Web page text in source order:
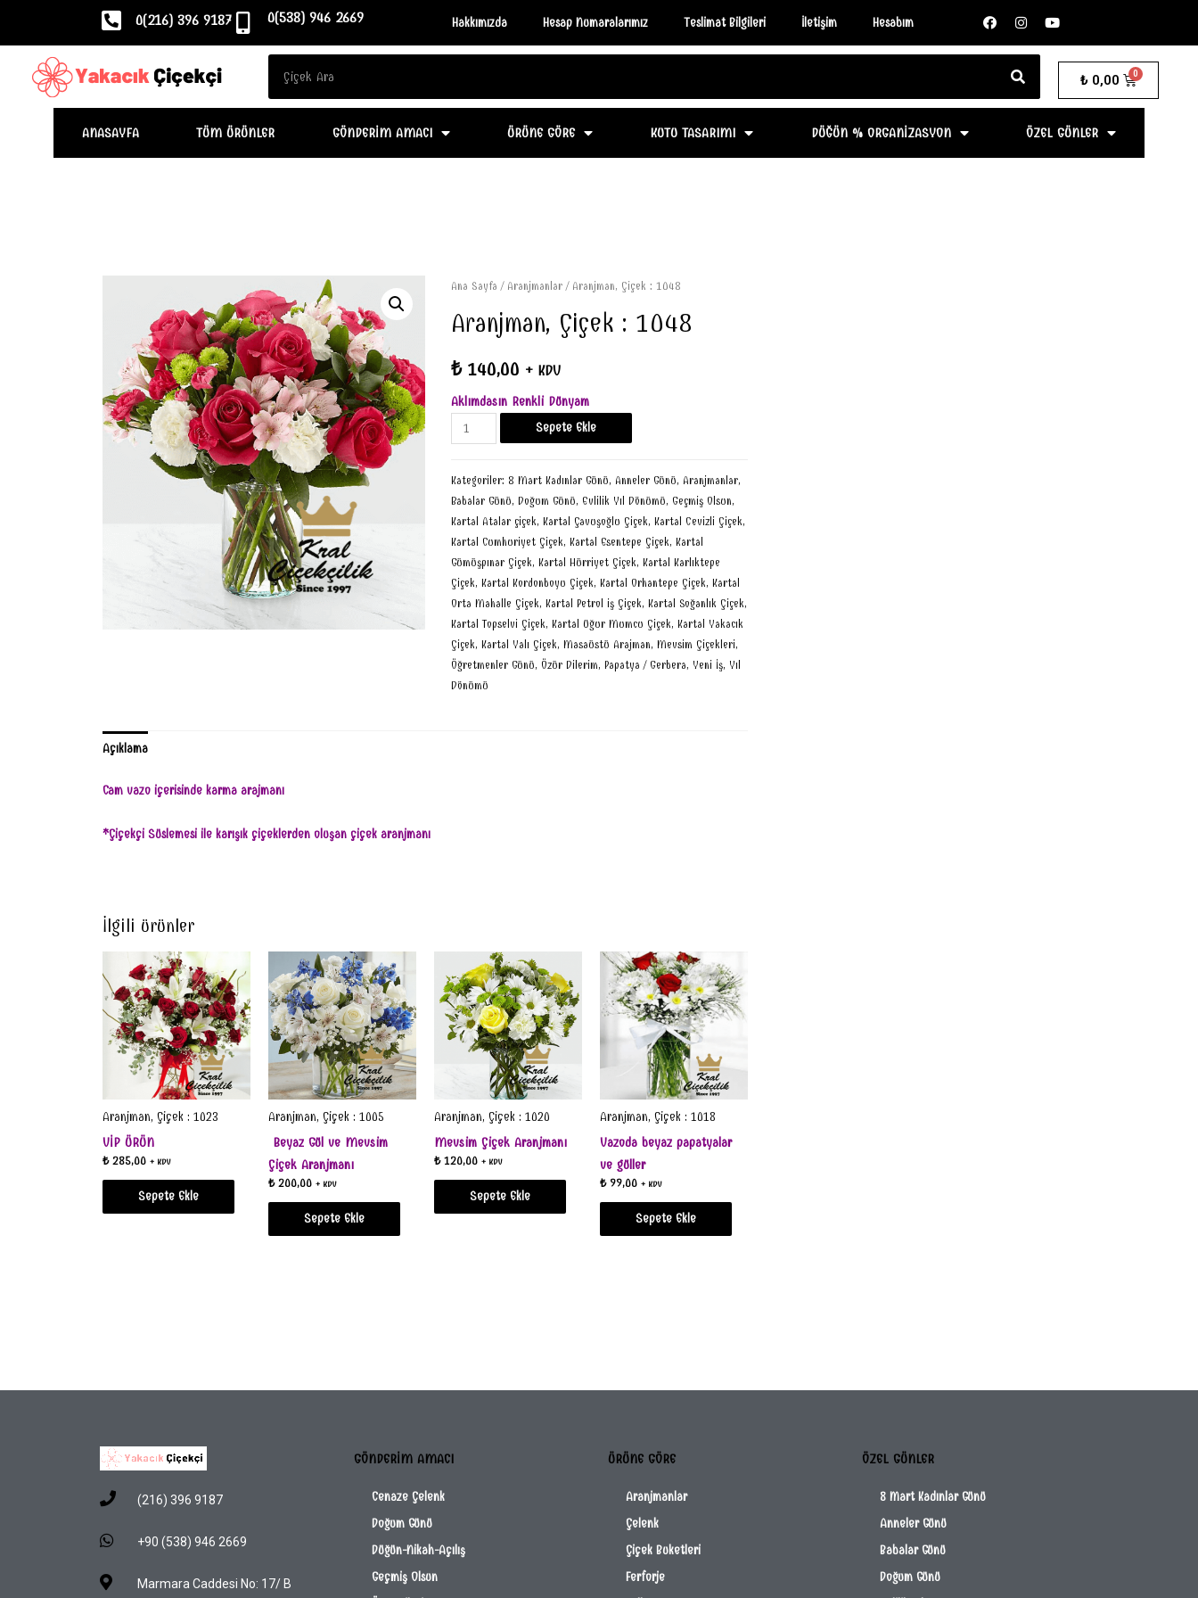
0(216) 396 9187 0(538) 946 2669 Hakkımızda Hesap Numaralarımız Teslimat Bilgileri İletişim Hesabım
₺0,00
ANASAYFA TÜM ÜRÜNLER GÖNDERIM AMACI ÜRÜNE GÖRE KUTU TASARIMI DÜĞÜN % ORGANIZASYON ÖZEL GÜNLER
Ana Sayfa / Aranjmanlar/ Aranjman, Çiçek : 1048
Aranjman, Çiçek : 1048
₺140,00 + KDV
Aklımdasın Renkli Dünyam
Sepete Ekle
Kategoriler: 8 Mart Kadınlar Günü, Anneler Günü, Aranjmanlar,
Babalar Günü, Doğum Günü, Evlilik Yıl Dönümü, Geçmiş Olsun,
Kartal Atalar çiçek, Kartal Çavuşoğlu Çiçek, Kartal Cevizli Çiçek,
Kartal Cumhuriyet Çiçek, Kartal Esentepe Çiçek, Kartal
Gümüşpınar Çiçek, Kartal Hürriyet Çiçek, Kartal Karlıktepe
Çiçek, Kartal Kordonboyu Çiçek, Kartal Orhantepe Çiçek, Kartal
Orta Mahalle Çiçek, Kartal Petrol iş Çiçek, Kartal Soğanlık Çiçek,
Kartal Topselvi Çiçek, Kartal Uğur Mumcu Çiçek, Kartal Yakacık
Çiçek, Kartal Yalı Çiçek, Masaüstü Arajman, Mevsim Çiçekleri,
Öğretmenler Günü, Özür Dilerim, Papatya / Gerbera, Yeni İş, Yıl
Dönümü
Açıklama
Cam vazo içerisinde karma arajmanı
*Çiçekçi Süslemesi ile karışık çiçeklerden oluşan çiçek aranjmanı
İlgili ürünler
Aranjman, Çiçek : 1023
VİP ÜRÜN
₺285,00 + KDV
Sepete Ekle
Aranjman, Çiçek : 1005
Beyaz Gül ve Mevsim
Çiçek Aranjmanı
₺200,00 + KDV
Sepete Ekle
Aranjman, Çiçek : 1020
Mevsim Çiçek Aranjmanı
₺120,00 + KDV
Sepete Ekle
Aranjman, Çiçek : 1018
Vazoda beyaz papatyalar
ve güller
₺99,00 + KDV
Sepete Ekle
(216) 396 9187
+90 (538) 946 2669
Marmara Caddesi No: 17/ B
GÖNDERIM AMACI
Cenaze Çelenk
Doğum Günü
Düğün-Nikah-Açılış
Geçmiş Olsun
ÜRÜNE GÖRE
Aranjmanlar
Çelenk
Çiçek Buketleri
Ferforje
ÖZEL GÜNLER
8 Mart Kadınlar Günü
Anneler Günü
Babalar Günü
Doğum Günü